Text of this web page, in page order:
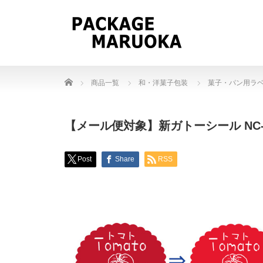
Home 商品一覧 和・洋菓子包装 菓子・パン用ラ
【メール便対象】新ガトーシール
Post Share RSS